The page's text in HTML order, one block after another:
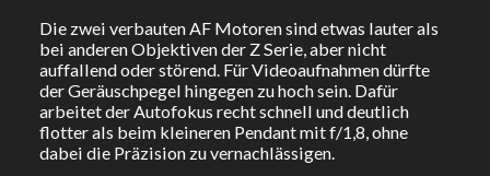
Die zwei verbauten AF Motoren sind etwas lauter als
bei anderen Objektiven der Z Serie, aber nicht
auffallend oder störend. Für Videoaufnahmen dürfte
der Geräuschpegel hingegen zu hoch sein. Dafür
arbeitet der Autofokus recht schnell und deutlich
flotter als beim kleineren Pendant mit f/1,8, ohne
dabei die Präzision zu vernachlässigen.